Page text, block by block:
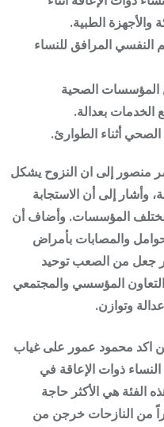
والأجهزة الطبية.
المرافق للنساء
المؤسسات الصحية
الخدمات بعدالة.
أثناء الطوارئ.
منصور إلى ان النزوح يشكل
وأشار إلى أن الاستجابة
مختلف المؤسسات. وأضاف أن
والمصابات بأمراض
جعل من الصعب توحيد
المؤسسي والمجتمعي
وتوازن.
اكد محمود عمور على غياب
ذوات الإعاقة في
الفئة هي الأكثر حاجة
من النازحات خرجن من